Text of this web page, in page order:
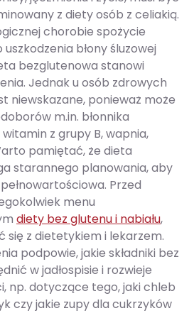
z diety osób z celiakią.
chorobie spożycie
błony śluzowej
bezglutenowa stanowi
Jednak u osób zdrowych
niewskazane, ponieważ może
m.in. błonnika
z grupy B, wapnia,
pamiętać, że dieta
starannego planowania, aby
Przed
menu
diety bez glutenu i nabiału,
się z dietetykiem i lekarzem.
podpowie, jakie składniki bez
w jadłospisie i rozwieje
np. dotyczące tego, jaki chleb
czy jakie zupy dla cukrzyków